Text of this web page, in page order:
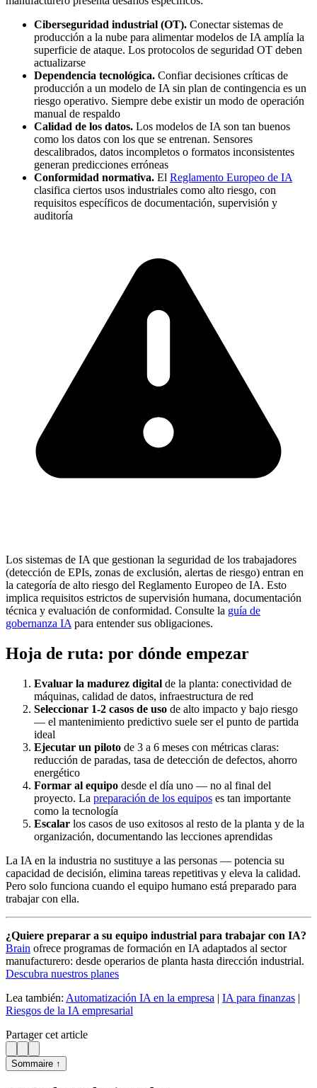
Ciberseguridad industrial (OT). Conectar sistemas de
producción a la nube para alimentar modelos de IA amplía la
superficie de ataque. Los protocolos de seguridad OT deben
actualizarse
Dependencia tecnológica. Confiar decisiones críticas de
producción a un modelo de IA sin plan de contingencia es un
riesgo operativo. Siempre debe existir un modo de operación
manual de respaldo
Calidad de los datos. Los modelos de IA son tan buenos
como los datos con los que se entrenan. Sensores
descalibrados, datos incompletos o formatos inconsistentes
generan predicciones erróneas
Conformidad normativa. El Reglamento Europeo de IA
clasifica ciertos usos industriales como alto riesgo, con
requisitos específicos de documentación, supervisión y
auditoría
Los sistemas de IA que gestionan la seguridad de los trabajadores
(detección de EPIs, zonas de exclusión, alertas de riesgo) entran en
la categoría de alto riesgo del Reglamento Europeo de IA. Esto
implica requisitos estrictos de supervisión humana, documentación
técnica y evaluación de conformidad. Consulte la guía de
gobernanza IA para entender sus obligaciones.
Hoja de ruta: por dónde empezar
Evaluar la madurez digital de la planta: conectividad de
máquinas, calidad de datos, infraestructura de red
Seleccionar 1-2 casos de uso de alto impacto y bajo riesgo
— el mantenimiento predictivo suele ser el punto de partida
ideal
Ejecutar un piloto de 3 a 6 meses con métricas claras:
reducción de paradas, tasa de detección de defectos, ahorro
energético
Formar al equipo desde el día uno — no al final del
proyecto. La preparación de los equipos es tan importante
como la tecnología
Escalar los casos de uso exitosos al resto de la planta y de la
organización, documentando las lecciones aprendidas
La IA en la industria no sustituye a las personas — potencia su
capacidad de decisión, elimina tareas repetitivas y eleva la calidad.
Pero solo funciona cuando el equipo humano está preparado para
trabajar con ella.
¿Quiere preparar a su equipo industrial para trabajar con IA?
Brain ofrece programas de formación en IA adaptados al sector
manufacturero: desde operarios de planta hasta dirección industrial.
Descubra nuestros planes
Lea también: Automatización IA en la empresa | IA para finanzas |
Riesgos de la IA empresarial
Partager cet article
Sommaire ↑